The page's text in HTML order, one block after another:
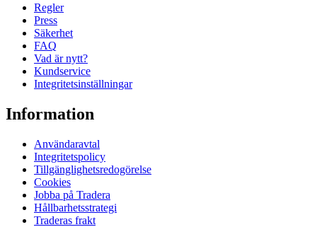
Regler
Press
Säkerhet
FAQ
Vad är nytt?
Kundservice
Integritetsinställningar
Information
Användaravtal
Integritetspolicy
Tillgänglighetsredogörelse
Cookies
Jobba på Tradera
Hållbarhetsstrategi
Traderas frakt